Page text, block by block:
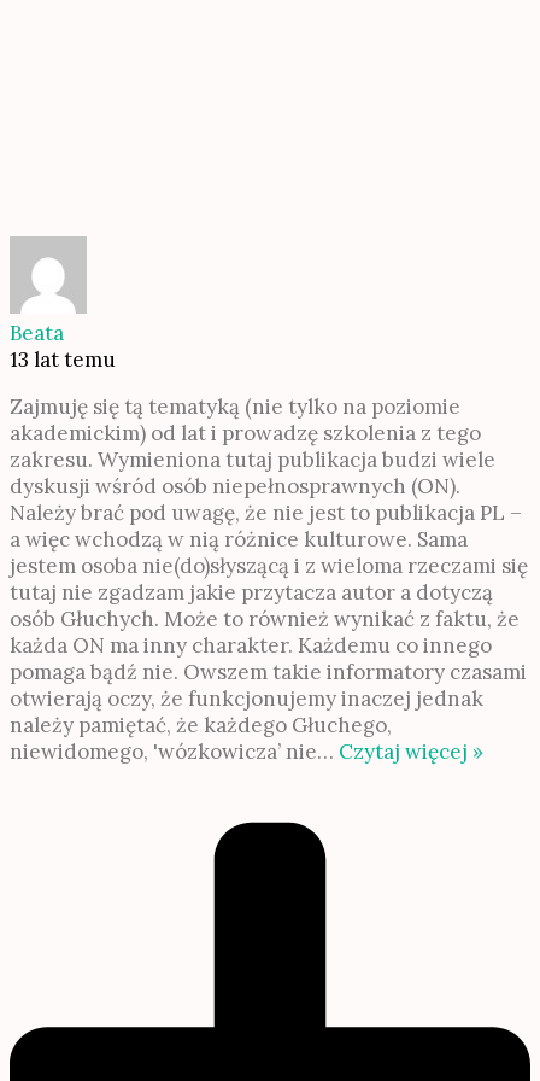
Beata
13 lat temu
Zajmuję się tą tematyką (nie tylko na poziomie
akademickim) od lat i prowadzę szkolenia z tego
zakresu. Wymieniona tutaj publikacja budzi wiele
dyskusji wśród osób niepełnosprawnych (ON).
Należy brać pod uwagę, że nie jest to publikacja PL –
a więc wchodzą w nią różnice kulturowe. Sama
jestem osoba nie(do)słyszącą i z wieloma rzeczami się
tutaj nie zgadzam jakie przytacza autor a dotyczą
osób Głuchych. Może to również wynikać z faktu, że
każda ON ma inny charakter. Każdemu co innego
pomaga bądź nie. Owszem takie informatory czasami
otwierają oczy, że funkcjonujemy inaczej jednak
należy pamiętać, że każdego Głuchego,
niewidomego, 'wózkowicza’ nie… Czytaj więcej »